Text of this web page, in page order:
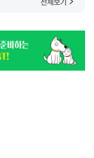
전체보기